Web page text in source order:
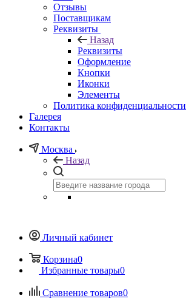
Отзывы
Поставщикам
Реквизиты
Назад
Реквизиты
Оформление
Кнопки
Иконки
Элементы
Политика конфиденциальности
Галерея
Контакты
Москва
Назад
Личный кабинет
Корзина0
Избранные товары0
Сравнение товаров0